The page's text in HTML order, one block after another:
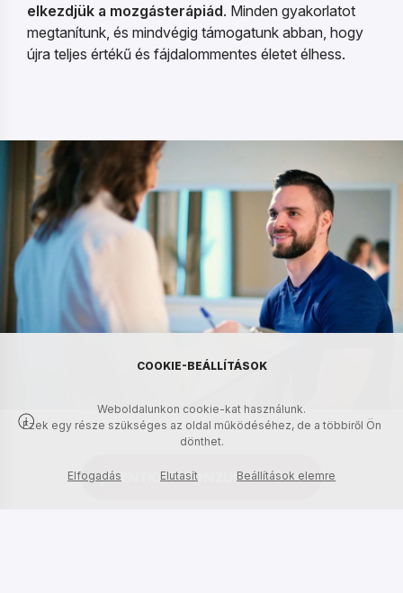
elkezdjük a mozgásterápiád. Minden gyakorlatot
megtanítunk, és mindvégig támogatunk abban, hogy
újra teljes értékű és fájdalommentes életet élhess.
JELENTKEZZ KONZULTÁCIÓRA
COOKIE-BEÁLLÍTÁSOK
Weboldalunkon cookie-kat használunk.
Ezek egy része szükséges az oldal működéséhez, de a többiről Ön
dönthet.
Elfogadás Elutasít Beállítások elemre